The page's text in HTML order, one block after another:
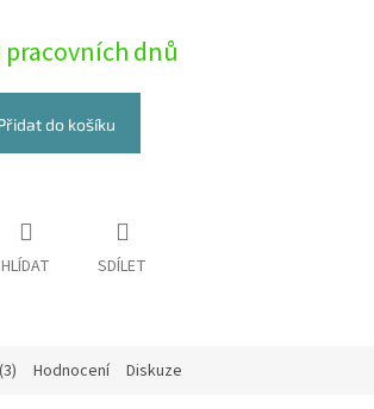
pracovních dnů
do košíku
HLÍDAT SDÍLET
Hodnocení Diskuze